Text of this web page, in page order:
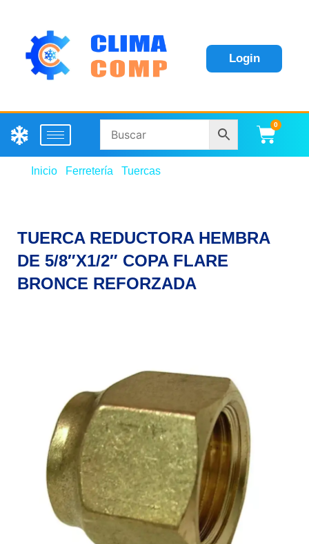
Login
0
Inicio Ferretería Tuercas
TUERCA REDUCTORA HEMBRA
DE 5/8″X1/2″ COPA FLARE
BRONCE REFORZADA